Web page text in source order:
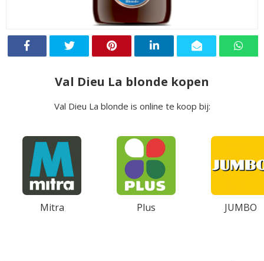
Val Dieu La blonde kopen
Val Dieu La blonde is online te koop bij:
Mitra Plus JUMBO